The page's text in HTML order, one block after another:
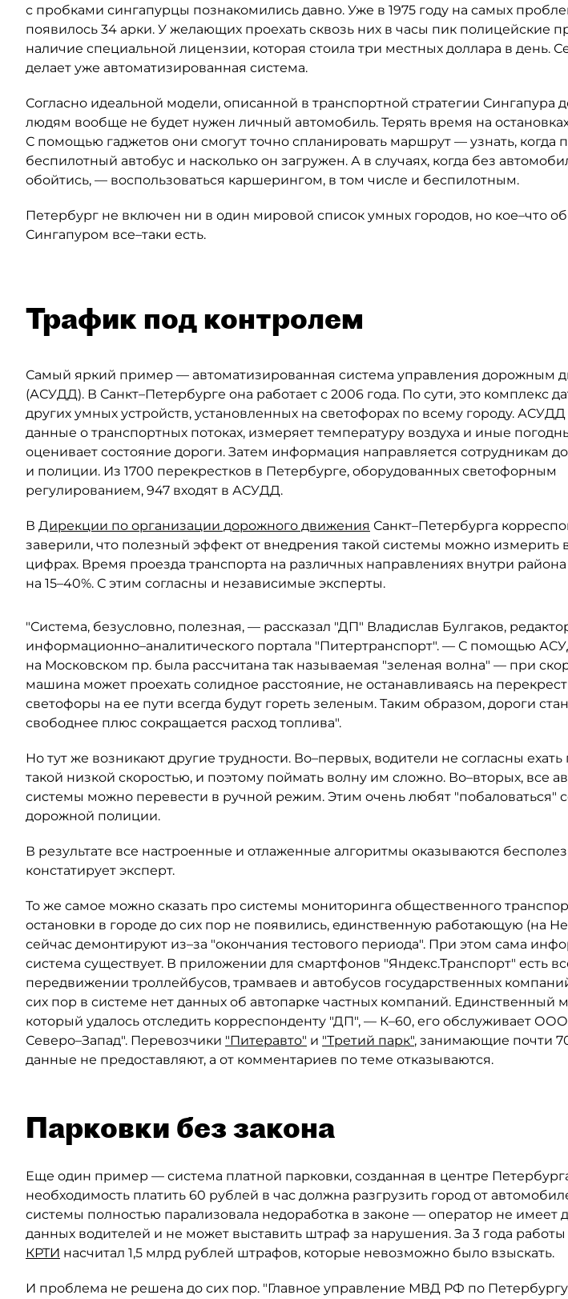
с пробками сингапурцы познакомились давно. Уже в 1975 году на самых
появилось 34 арки. У желающих проехать сквозь них в часы пик полицейские
наличие специальной лицензии, которая стоила три местных доллара в день.
делает уже автоматизированная система.
Согласно идеальной модели, описанной в транспортной стратегии Сингапура
людям вообще не будет нужен личный автомобиль. Терять время на
С помощью гаджетов они смогут точно спланировать маршрут — узнать, когда
беспилотный автобус и насколько он загружен. А в случаях, когда без
обойтись, — воспользоваться каршерингом, в том числе и беспилотным.
Петербург не включен ни в один мировой список умных городов, но кое–что
Сингапуром все–таки есть.
Трафик под контролем
Самый яркий пример — автоматизированная система управления дорожным
(АСУДД). В Санкт–Петербурге она работает с 2006 года. По сути, это комплекс
других умных устройств, установленных на светофорах по всему городу.
данные о транспортных потоках, измеряет температуру воздуха и иные
оценивает состояние дороги. Затем информация направляется сотрудникам
и полиции. Из 1700 перекрестков в Петербурге, оборудованных светофорным
регулированием, 947 входят в АСУДД.
В Дирекции по организации дорожного движения Санкт–Петербурга
заверили, что полезный эффект от внедрения такой системы можно измерить
цифрах. Время проезда транспорта на различных направлениях внутри района
на 15–40%. С этим согласны и независимые эксперты.
"Система, безусловно, полезная, — рассказал "ДП" Владислав Булгаков,
информационно–аналитического портала "Питертранспорт". — С помощью
на Московском пр. была рассчитана так называемая "зеленая волна" — при
машина может проехать солидное расстояние, не останавливаясь на
светофоры на ее пути всегда будут гореть зеленым. Таким образом, дороги
свободнее плюс сокращается расход топлива".
Но тут же возникают другие трудности. Во–первых, водители не согласны ехать
такой низкой скоростью, и поэтому поймать волну им сложно. Во–вторых, все
системы можно перевести в ручной режим. Этим очень любят "побаловаться"
дорожной полиции.
В результате все настроенные и отлаженные алгоритмы оказываются
констатирует эксперт.
То же самое можно сказать про системы мониторинга общественного
остановки в городе до сих пор не появились, единственную работающую (на
сейчас демонтируют из–за "окончания тестового периода". При этом сама
система существует. В приложении для смартфонов "Яндекс.Транспорт" есть
передвижении троллейбусов, трамваев и автобусов государственных
сих пор в системе нет данных об автопарке частных компаний. Единственный
который удалось отследить корреспонденту "ДП", — К–60, его обслуживает
Северо–Запад". Перевозчики "Питеравто" и "Третий парк", занимающие почти
данные не предоставляют, а от комментариев по теме отказываются.
Парковки без закона
Еще один пример — система платной парковки, созданная в центре
необходимость платить 60 рублей в час должна разгрузить город от
системы полностью парализовала недоработка в законе — оператор не имеет
данных водителей и не может выставить штраф за нарушения. За 3 года
КРТИ насчитал 1,5 млрд рублей штрафов, которые невозможно было взыскать.
И проблема не решена до сих пор. "Главное управление МВД РФ по